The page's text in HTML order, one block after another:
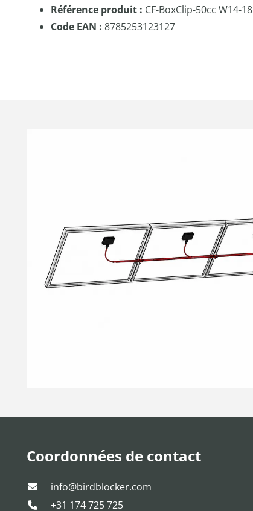
Référence produit : CF-BoxClip-50cc W14-
Code EAN : 8785253123127
Coordonnées de contact
info@birdblocker.com
+31 174 725 725